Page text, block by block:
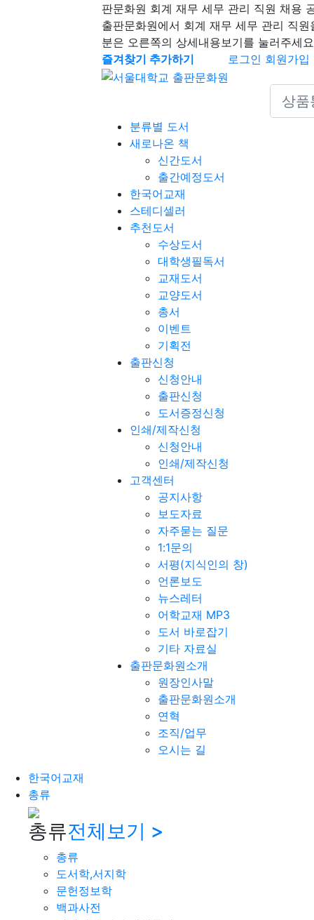
판문화원 회계 재무 세무 관리 직원 채용
출판문화원에서 회계 재무 세무 관리 직
분은 오른쪽의 상세내용보기를 눌러주세
즐겨찾기 추가하기
로그인 회원가입
Search
분류별 도서
새로나온 책
신간도서
출간예정도서
한국어교재
스테디셀러
추천도서
수상도서
대학생필독서
교재도서
교양도서
총서
이벤트
기획전
출판신청
신청안내
출판신청
도서증정신청
인쇄/제작신청
신청안내
인쇄/제작신청
고객센터
공지사항
보도자료
자주묻는 질문
1:1문의
서평(지식인의 창)
언론보도
뉴스레터
어학교재 MP3
도서 바로잡기
기타 자료실
출판문화원소개
원장인사말
출판문화원소개
연혁
조직/업무
오시는 길
한국어교재
총류
총류전체보기 >
총류
도서학,서지학
문헌정보학
백과사전